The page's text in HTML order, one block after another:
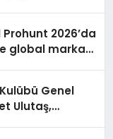
2026’da
global marka
Genel
Ulutaş,